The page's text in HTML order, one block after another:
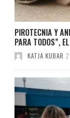
PIROTECNIA Y
PARA TODOS”,
KATJA KUBAR